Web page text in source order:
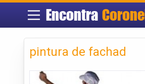
Encontra
pintura de fachad